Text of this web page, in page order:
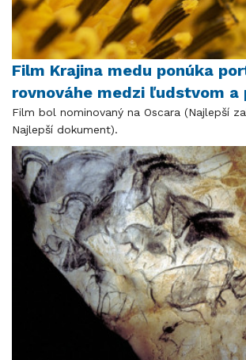
Film Krajina medu ponúka
rovnováhe medzi ľudstvom a
Film bol nominovaný na Oscara (Najlepší
Najlepší dokument).